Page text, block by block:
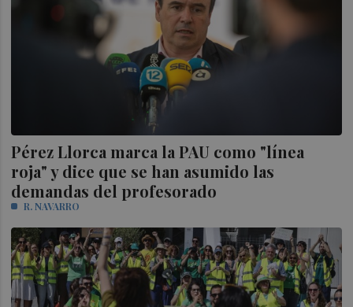
Pérez Llorca marca la PAU como "línea
roja" y dice que se han asumido las
demandas del profesorado
R. NAVARRO